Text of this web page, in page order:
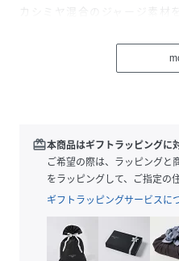
カシミヤ混合のジャージ素材
ストレッチ性はありながら暖
人差し指はスマートフォン対
カラバリが豊富なためギフ
■お問い合わせ品番：318-
※雨や汗に濡れた状態での摩
ざいますのでご注意ください
※撮影環境により商品の色味
redeem本商品はギフトラッピングに
ご希望の際は、ラッピングと
をラッピングして、ご指定の
ギフトラッピングサービスに